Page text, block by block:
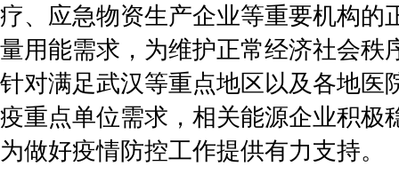
疗、应急物资生产企业等重要机构的
量用能需求，为维护正常经济社会秩
针对满足武汉等重点地区以及各地医
疫重点单位需求，相关能源企业积极
为做好疫情防控工作提供有力支持。